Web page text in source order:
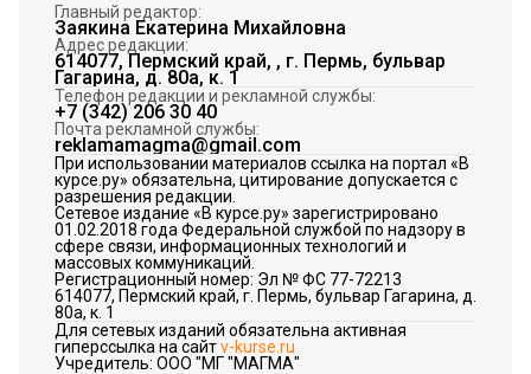
Главный редактор:
Заякина Екатерина Михайловна
Адрес редакции:
614077, Пермский край, , г. Пермь, бульвар
Гагарина, д. 80а, к. 1
Телефон редакции и рекламной службы:
+7 (342) 206 30 40
Почта рекламной службы:
reklamamagma@gmail.com
При использовании материалов ссылка на портал «В
курсе.ру» обязательна, цитирование допускается с
разрешения редакции.
Сетевое издание «В курсе.ру» зарегистрировано
01.02.2018 года Федеральной службой по надзору в
сфере связи, информационных технологий и
массовых коммуникаций.
Регистрационный номер: Эл № ФС 77-72213
614077, Пермский край, г. Пермь, бульвар Гагарина, д.
80а, к. 1
Для сетевых изданий обязательна активная
гиперссылка на сайтv-kurse.ru
Учредитель: ООО "МГ "МАГМА"